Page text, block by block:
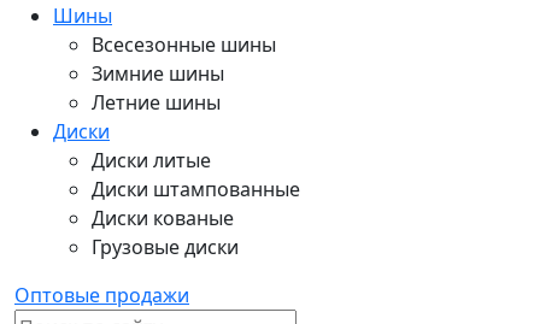
Шины
Всесезонные шины
Зимние шины
Летние шины
Диски
Диски литые
Диски штампованные
Диски кованые
Грузовые диски
Оптовые продажи